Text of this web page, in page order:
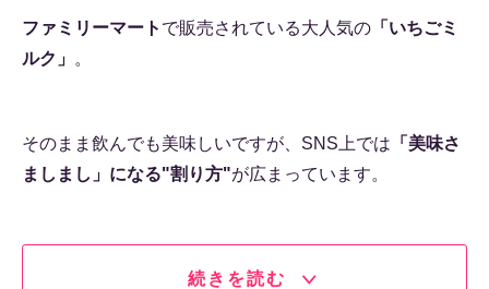
ファミリーマート で販売されている大人気の 「いちごミ
ルク」 。
そのまま飲んでも美味しいですが、SNS上では 「美味さ
ましまし」になる"割り方"が広まっています。
続きを読む